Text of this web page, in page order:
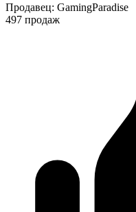
Продавец: GamingParadise
497 продаж